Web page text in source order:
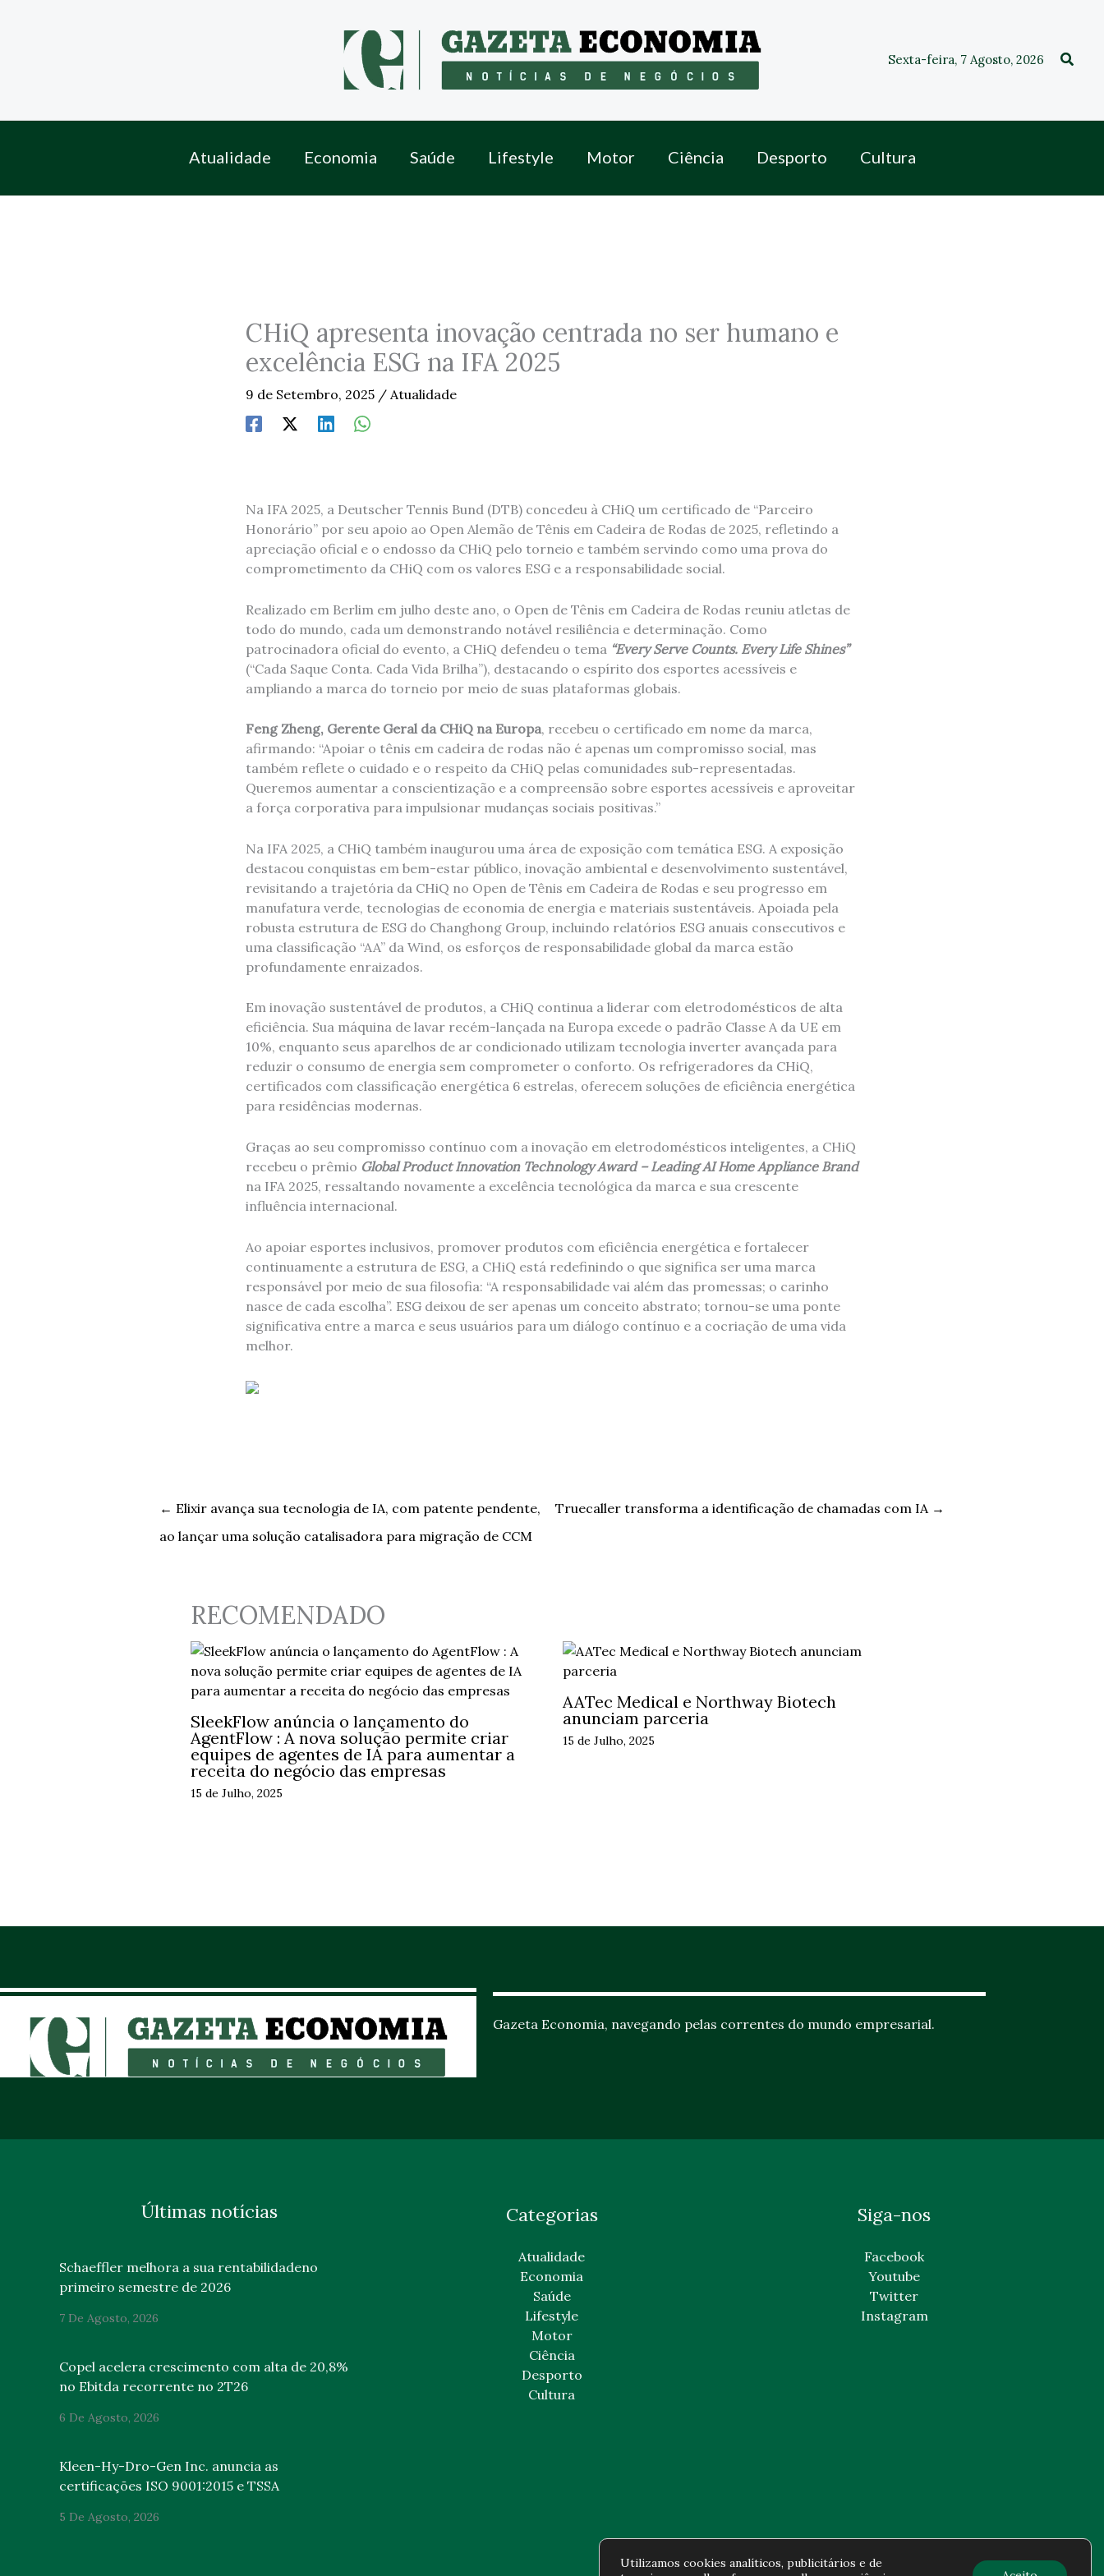
Sexta-feira, 7 Agosto, 2026
Atualidade Economia Saúde Lifestyle Motor Ciência Desporto Cultura
CHiQ apresenta inovação centrada no ser humano e
excelência ESG na IFA 2025
9 de Setembro, 2025 / Atualidade
Na IFA 2025, a Deutscher Tennis Bund (DTB) concedeu à CHiQ um certificado de “Parceiro
Honorário” por seu apoio ao Open Alemão de Tênis em Cadeira de Rodas de 2025, refletindo a
apreciação oficial e o endosso da CHiQ pelo torneio e também servindo como uma prova do
comprometimento da CHiQ com os valores ESG e a responsabilidade social.
Realizado em Berlim em julho deste ano, o Open de Tênis em Cadeira de Rodas reuniu atletas de
todo do mundo, cada um demonstrando notável resiliência e determinação. Como
patrocinadora oficial do evento, a CHiQ defendeu o tema “Every Serve Counts. Every Life Shines”
(“Cada Saque Conta. Cada Vida Brilha”), destacando o espírito dos esportes acessíveis e
ampliando a marca do torneio por meio de suas plataformas globais.
Feng Zheng, Gerente Geral da CHiQ na Europa, recebeu o certificado em nome da marca,
afirmando: “Apoiar o tênis em cadeira de rodas não é apenas um compromisso social, mas
também reflete o cuidado e o respeito da CHiQ pelas comunidades sub-representadas.
Queremos aumentar a conscientização e a compreensão sobre esportes acessíveis e aproveitar
a força corporativa para impulsionar mudanças sociais positivas.”
Na IFA 2025, a CHiQ também inaugurou uma área de exposição com temática ESG. A exposição
destacou conquistas em bem-estar público, inovação ambiental e desenvolvimento sustentável,
revisitando a trajetória da CHiQ no Open de Tênis em Cadeira de Rodas e seu progresso em
manufatura verde, tecnologias de economia de energia e materiais sustentáveis. Apoiada pela
robusta estrutura de ESG do Changhong Group, incluindo relatórios ESG anuais consecutivos e
uma classificação “AA” da Wind, os esforços de responsabilidade global da marca estão
profundamente enraizados.
Em inovação sustentável de produtos, a CHiQ continua a liderar com eletrodomésticos de alta
eficiência. Sua máquina de lavar recém-lançada na Europa excede o padrão Classe A da UE em
10%, enquanto seus aparelhos de ar condicionado utilizam tecnologia inverter avançada para
reduzir o consumo de energia sem comprometer o conforto. Os refrigeradores da CHiQ,
certificados com classificação energética 6 estrelas, oferecem soluções de eficiência energética
para residências modernas.
Graças ao seu compromisso contínuo com a inovação em eletrodomésticos inteligentes, a CHiQ
recebeu o prêmio Global Product Innovation Technology Award – Leading AI Home Appliance Brand
na IFA 2025, ressaltando novamente a excelência tecnológica da marca e sua crescente
influência internacional.
Ao apoiar esportes inclusivos, promover produtos com eficiência energética e fortalecer
continuamente a estrutura de ESG, a CHiQ está redefinindo o que significa ser uma marca
responsável por meio de sua filosofia: “A responsabilidade vai além das promessas; o carinho
nasce de cada escolha”. ESG deixou de ser apenas um conceito abstrato; tornou-se uma ponte
significativa entre a marca e seus usuários para um diálogo contínuo e a cocriação de uma vida
melhor.
← Elixir avança sua tecnologia de IA, com patente pendente,
ao lançar uma solução catalisadora para migração de CCM
Truecaller transforma a identificação de chamadas com IA →
RECOMENDADO
SleekFlow anúncia o lançamento do
AgentFlow : A nova solução permite criar
equipes de agentes de IA para aumentar a
receita do negócio das empresas
15 de Julho, 2025
AATec Medical e Northway Biotech
anunciam parceria
15 de Julho, 2025
Gazeta Economia, navegando pelas correntes do mundo empresarial.
Últimas notícias
Schaeffler melhora a sua rentabilidadeno
primeiro semestre de 2026
7 De Agosto, 2026
Copel acelera crescimento com alta de 20,8%
no Ebitda recorrente no 2T26
6 De Agosto, 2026
Kleen-Hy-Dro-Gen Inc. anuncia as
certificações ISO 9001:2015 e TSSA
5 De Agosto, 2026
Categorias
Atualidade
Economia
Saúde
Lifestyle
Motor
Ciência
Desporto
Cultura
Siga-nos
Facebook
Youtube
Twitter
Instagram
Utilizamos cookies analíticos, publicitários e de